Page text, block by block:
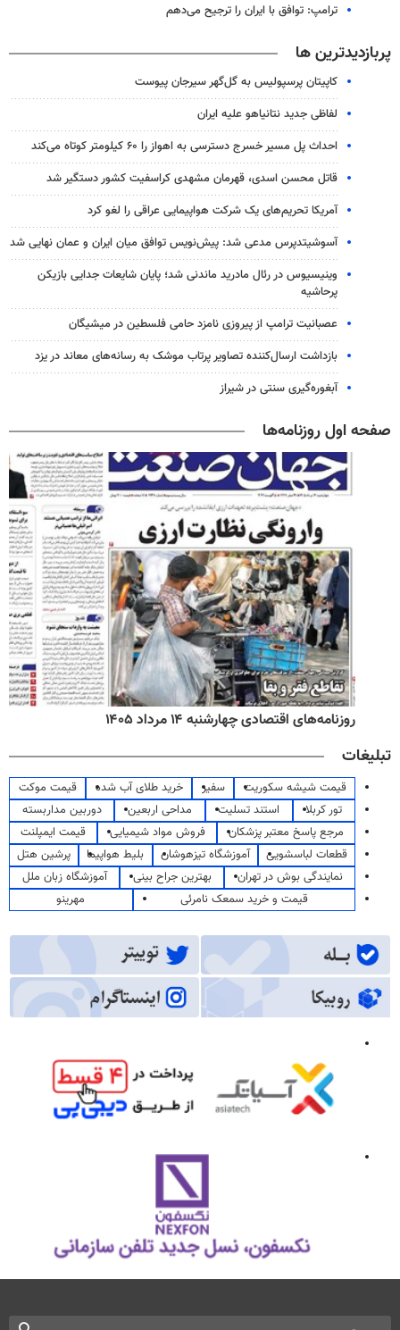
ترامپ: توافق با ایران را ترجیح می‌دهم
پربازدیدترین ها
کاپیتان پرسپولیس به گل‌گهر سیرجان پیوست
لفاظی جدید نتانیاهو علیه ایران
احداث پل مسیر خسرج دسترسی به اهواز را ۶۰ کیلومتر کوتاه می‌کند
قاتل محسن اسدی، قهرمان مشهدی کراسفیت کشور دستگیر شد
آمریکا تحریم‌های یک شرکت هواپیمایی عراقی را لغو کرد
آسوشیتدپرس مدعی شد: پیش‌نویس توافق میان ایران و عمان نهایی شد
وینیسیوس در رئال مادرید ماندنی شد؛ پایان شایعات جدایی بازیکن
پرحاشیه
عصبانیت ترامپ از پیروزی نامزد حامی فلسطین در میشیگان
بازداشت ارسال‌کننده تصاویر پرتاب موشک به رسانه‌های معاند در یزد
آبغوره‌گیری سنتی در شیراز
صفحه اول روزنامه‌ها
روزنامه‌های اقتصادی چهارشنبه ۱۴ مرداد ۱۴۰۵
تبلیغات
قیمت شیشه سکوریت سفیر خرید طلای آب شده
قیمت موکت
تور کربلا
استند تسلیت مداحی اربعین
دوربین مداربسته
مرجع پاسخ معتبر پزشکان
فروش مواد شیمیایی
قیمت ایمپلنت
قطعات لباسشویی
آموزشگاه تیزهوشان بلیط هواپیما
پرشین هتل
نمایندگی بوش در تهران
بهترین جراح بینی
آموزشگاه زبان ملل
قیمت و خرید سمعک نامرئی
مهرینو